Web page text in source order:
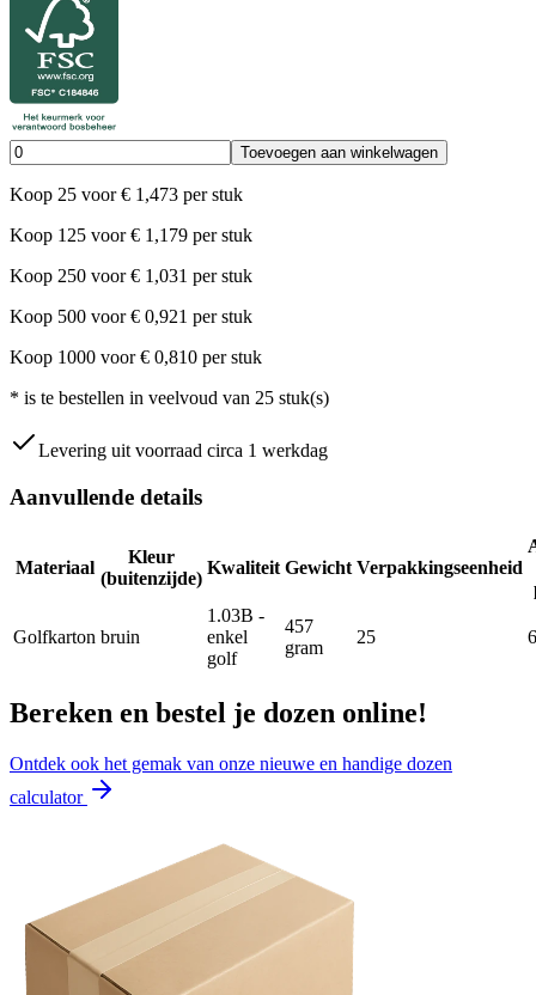
Toevoegen aan winkelwagen
Koop 25 voor € 1,473 per stuk
Koop 125 voor € 1,179 per stuk
Koop 250 voor € 1,031 per stuk
Koop 500 voor € 0,921 per stuk
Koop 1000 voor € 0,810 per stuk
* is te bestellen in veelvoud van 25 stuk(s)
Levering uit voorraad circa 1 werkdag
Aanvullende details
Materiaal
Kleur
(buitenzijde)
Kwaliteit Gewicht Verpakkingseenheid
Golfkarton bruin
1.03B -
enkel
golf
457
gram
25
Bereken en bestel je dozen online!
Ontdek ook het gemak van onze nieuwe en handige dozen
calculator